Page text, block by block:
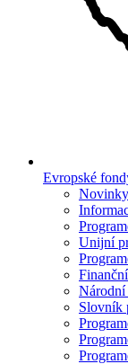
Evropské
Novinky
Unijní
Národní
Slovník